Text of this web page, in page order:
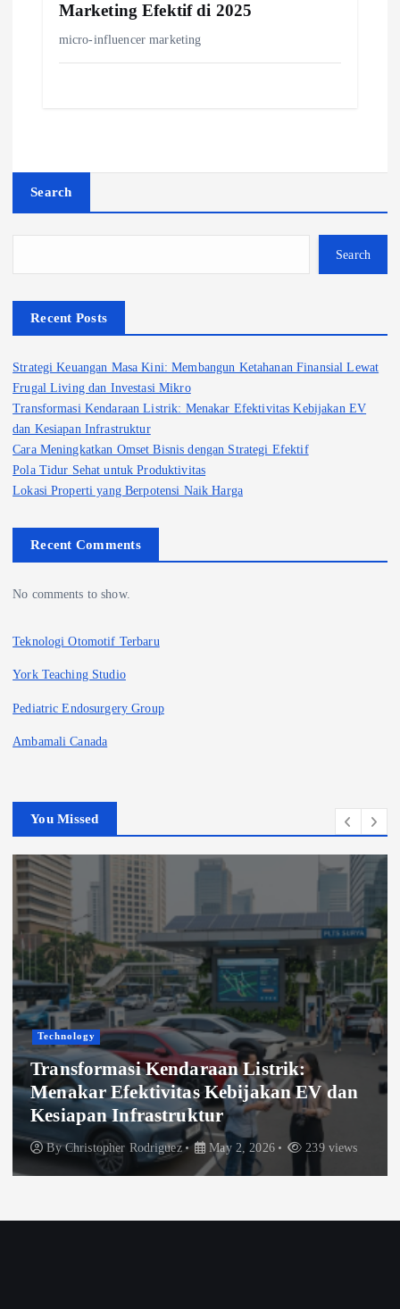
Marketing Efektif di 2025
micro-influencer marketing
Search
Search
Recent Posts
Strategi Keuangan Masa Kini: Membangun Ketahanan Finansial Lewat
Frugal Living dan Investasi Mikro
Transformasi Kendaraan Listrik: Menakar Efektivitas Kebijakan EV
dan Kesiapan Infrastruktur
Cara Meningkatkan Omset Bisnis dengan Strategi Efektif
Pola Tidur Sehat untuk Produktivitas
Lokasi Properti yang Berpotensi Naik Harga
Recent Comments
No comments to show.
Teknologi Otomotif Terbaru
York Teaching Studio
Pediatric Endosurgery Group
Ambamali Canada
You Missed
Technology
Transformasi Kendaraan Listrik:
Menakar Efektivitas Kebijakan EV dan
Kesiapan Infrastruktur
ByChristopher Rodriguez May 2, 2026 239 views